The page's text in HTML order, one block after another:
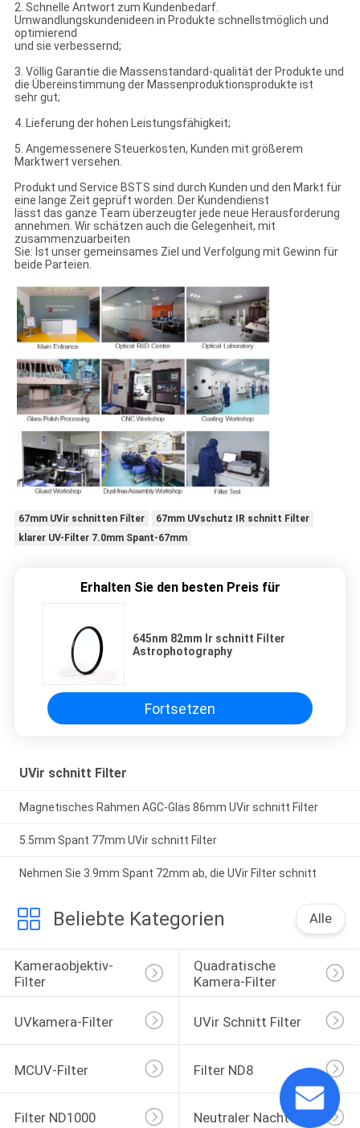
2. Schnelle Antwort zum Kundenbedarf.
Umwandlungskundenideen in Produkte schnellstmöglich und
optimierend
und sie verbessernd;
3. Völlig Garantie die Massenstandard-qualität der Produkte und
die Übereinstimmung der Massenproduktionsprodukte ist
sehr gut;
4. Lieferung der hohen Leistungsfähigkeit;
5. Angemessenere Steuerkosten, Kunden mit größerem
Marktwert versehen.
Produkt und Service BSTS sind durch Kunden und den Markt für
eine lange Zeit geprüft worden. Der Kundendienst
lässt das ganze Team überzeugter jede neue Herausforderung
annehmen. Wir schätzen auch die Gelegenheit, mit
zusammenzuarbeiten
Sie: Ist unser gemeinsames Ziel und Verfolgung mit Gewinn für
beide Parteien.
67mm UVir schnitten Filter
67mm UVschutz IR schnitt Filter
klarer UV-Filter 7.0mm Spant-67mm
Erhalten Sie den besten Preis für
645nm 82mm Ir schnitt Filter
Astrophotography
Fortsetzen
UVir schnitt Filter
Magnetisches Rahmen AGC-Glas 86mm UVir schnitt Filter
5.5mm Spant 77mm UVir schnitt Filter
Nehmen Sie 3.9mm Spant 72mm ab, die UVir Filter schnitt
Beliebte Kategorien Alle
Kameraobjektiv-
Filter
Quadratische
Kamera-Filter
UVkamera-Filter UVir Schnitt Filter
MCUV-Filter Filter ND8
Filter ND1000 Neutraler Nachtfilter